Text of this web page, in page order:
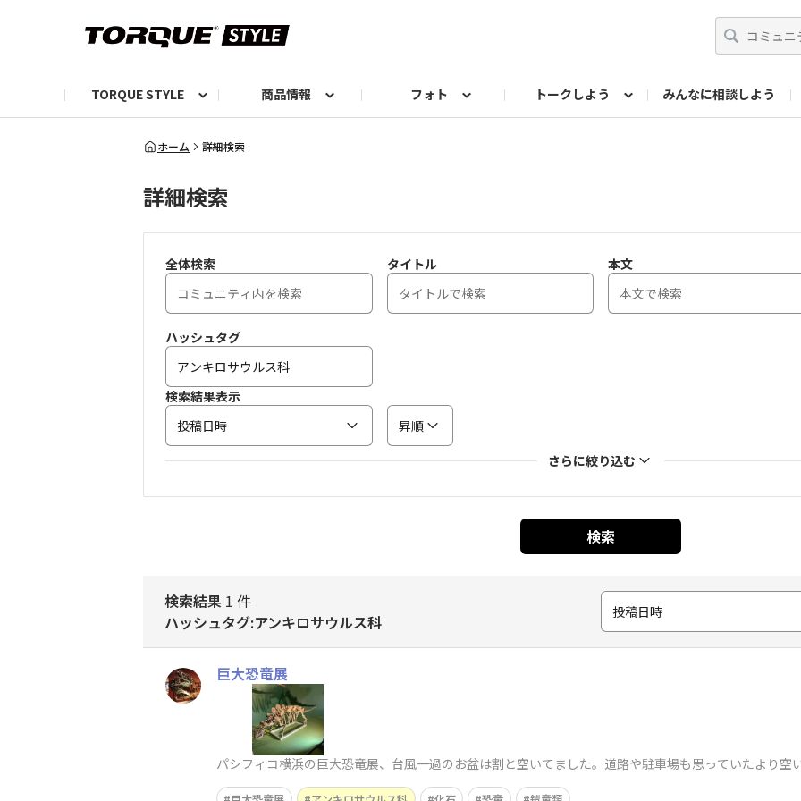
TORQUE STYLE
お知らせ TORQUIZ【投票企画】
商品情報
TORQUEニュース
フォト
TORQUEフォト
トークしよう
自己紹介しよう
みんなに相談しよう
編集部の日常フォト
ホーム 詳細検索
詳細検索
全体検索 タイトル 本文
ハッシュタグ
検索結果表示
投稿日時
昇順
さらに絞り込む
検索
検索結果 1 件
ハッシュタグ:アンキロサウルス科
投稿日時
巨大恐竜展
パシフィコ横浜の巨大恐竜展、台風一過のお盆は割と空いてました。道路や駐車場も思っていたより空